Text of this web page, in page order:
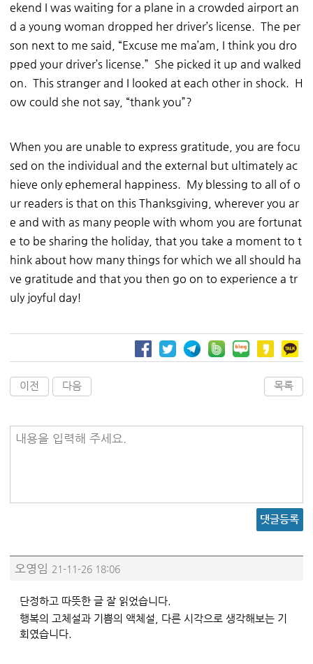
ekend I was waiting for a plane in a crowded airport an
d a young woman dropped her driver’s license. The per
son next to me said, “Excuse me ma’am, I think you dro
pped your driver’s license.” She picked it up and walked
on. This stranger and I looked at each other in shock. H
ow could she not say, “thank you”?
When you are unable to express gratitude, you are focu
sed on the individual and the external but ultimately ac
hieve only ephemeral happiness. My blessing to all of o
ur readers is that on this Thanksgiving, wherever you ar
e and with as many people with whom you are fortunat
e to be sharing the holiday, that you take a moment to t
hink about how many things for which we all should ha
ve gratitude and that you then go on to experience a tr
uly joyful day!
이전 다음 목록
내용을 입력해 주세요.
댓글등록
오영임 21-11-26 18:06
단정하고 따뜻한 글 잘 읽었습니다.
행복의 고체설과 기쁨의 액체설, 다른 시각으로 생각해보는 기
회였습니다.